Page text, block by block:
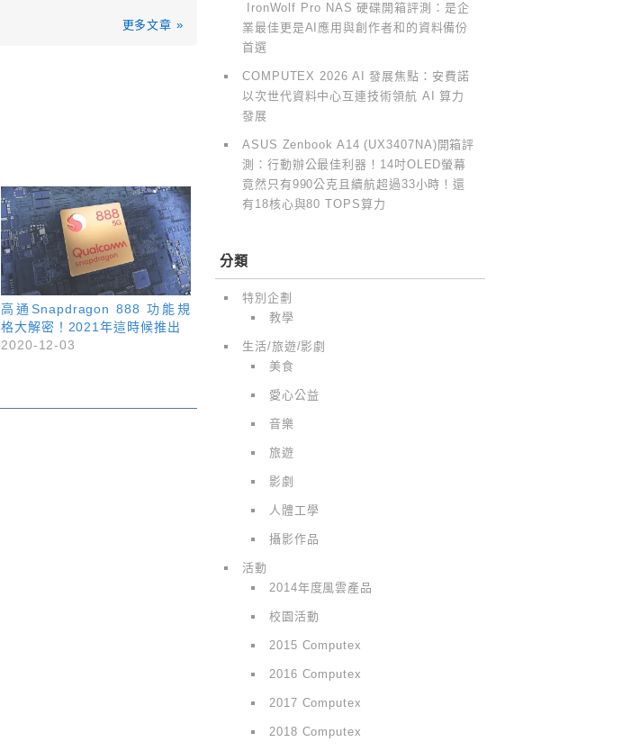
更多文章 »
高通Snapdragon 888 功能規
格大解密！2021年這時候推出
2020-12-03
IronWolf Pro NAS 硬碟開箱評測：是企
業最佳更是AI應用與創作者和的資料備份
首選
COMPUTEX 2026 AI 發展焦點：安費諾
以次世代資料中心互連技術領航 AI 算力
發展
ASUS Zenbook A14 (UX3407NA)開箱評
測：行動辦公最佳利器！14吋OLED螢幕
竟然只有990公克且續航超過33小時！還
有18核心與80 TOPS算力
分類
特別企劃
教學
生活/旅遊/影劇
美食
愛心公益
音樂
旅遊
影劇
人體工學
攝影作品
活動
2014年度風雲產品
校園活動
2015 Computex
2016 Computex
2017 Computex
2018 Computex